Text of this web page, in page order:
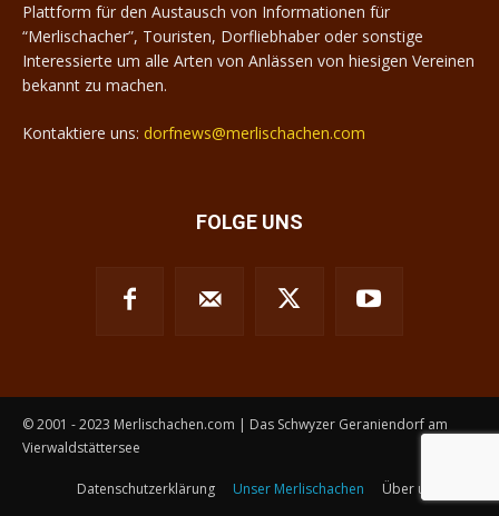
Plattform für den Austausch von Informationen für
“Merlischacher”, Touristen, Dorfliebhaber oder sonstige
Interessierte um alle Arten von Anlässen von hiesigen Vereinen
bekannt zu machen.
Kontaktiere uns: dorfnews@merlischachen.com
FOLGE UNS
© 2001 - 2023 Merlischachen.com | Das Schwyzer Geraniendorf am
Vierwaldstättersee
Datenschutzerklärung Unser Merlischachen Über uns